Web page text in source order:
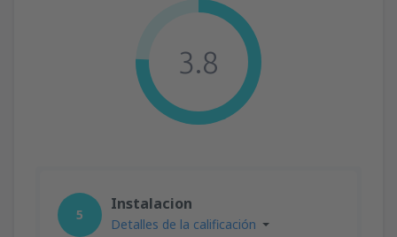
3.8
5
Instalacion
Detalles de la calificación